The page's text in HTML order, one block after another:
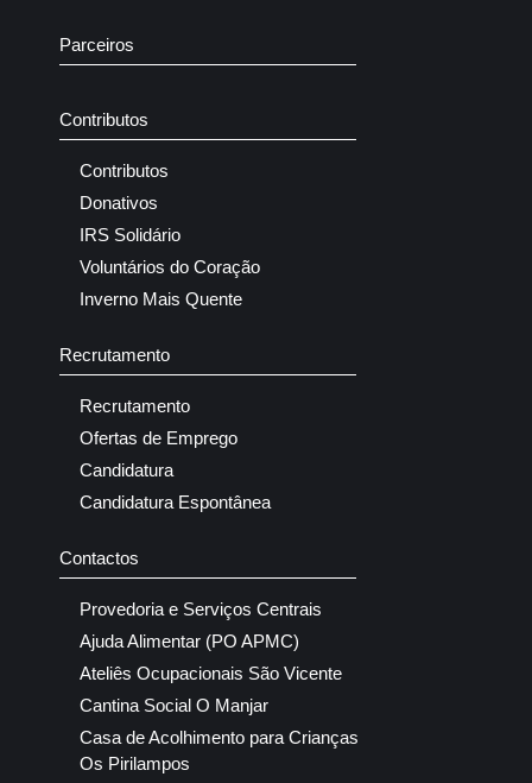
Parceiros
Contributos
Contributos
Donativos
IRS Solidário
Voluntários do Coração
Inverno Mais Quente
Recrutamento
Recrutamento
Ofertas de Emprego
Candidatura
Candidatura Espontânea
Contactos
Provedoria e Serviços Centrais
Ajuda Alimentar (PO APMC)
Ateliês Ocupacionais São Vicente
Cantina Social O Manjar
Casa de Acolhimento para Crianças
Os Pirilampos